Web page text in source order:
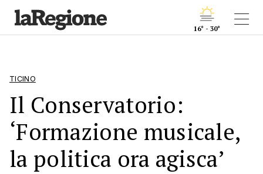
16° - 30°
TICINO
Il Conservatorio:
‘Formazione musicale,
la politica ora agisca’